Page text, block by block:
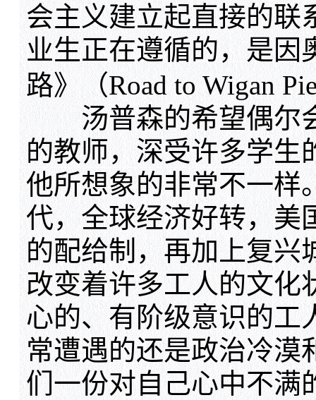
会主义建立起直接的联
业生正在遵循的，是因
路》（Road to Wigan
汤普森的希望偶尔
的教师，深受许多学生
他所想象的非常不一样
代，全球经济好转，美
的配给制，再加上复兴
改变着许多工人的文化
心的、有阶级意识的工
常遭遇的还是政治冷漠
们一份对自己心中不满